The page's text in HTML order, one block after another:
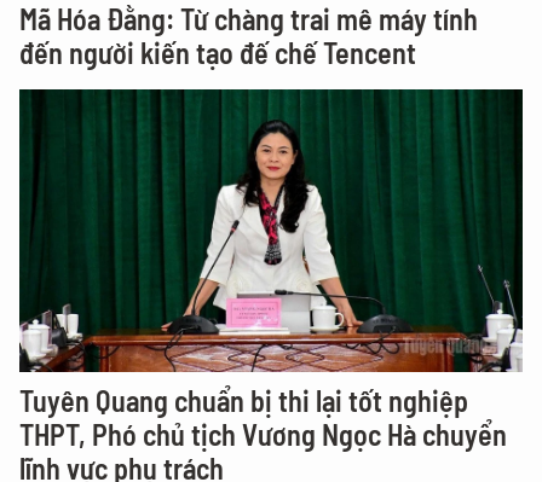
Mã Hóa Đằng: Từ chàng trai mê máy tính
đến người kiến tạo đế chế Tencent
Tuyên Quang chuẩn bị thi lại tốt nghiệp
THPT, Phó chủ tịch Vương Ngọc Hà chuyển
lĩnh vực phụ trách